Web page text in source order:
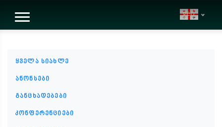
geo
ყველა სიახლე
ანონსები
განცხადებები
კონფერენციები